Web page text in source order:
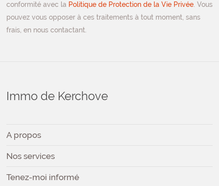
conformité avec la Politique de Protection de la Vie Privée. Vous
pouvez vous opposer à ces traitements à tout moment, sans
frais, en nous contactant.
Immo de Kerchove
A propos
Nos services
Tenez-moi informé